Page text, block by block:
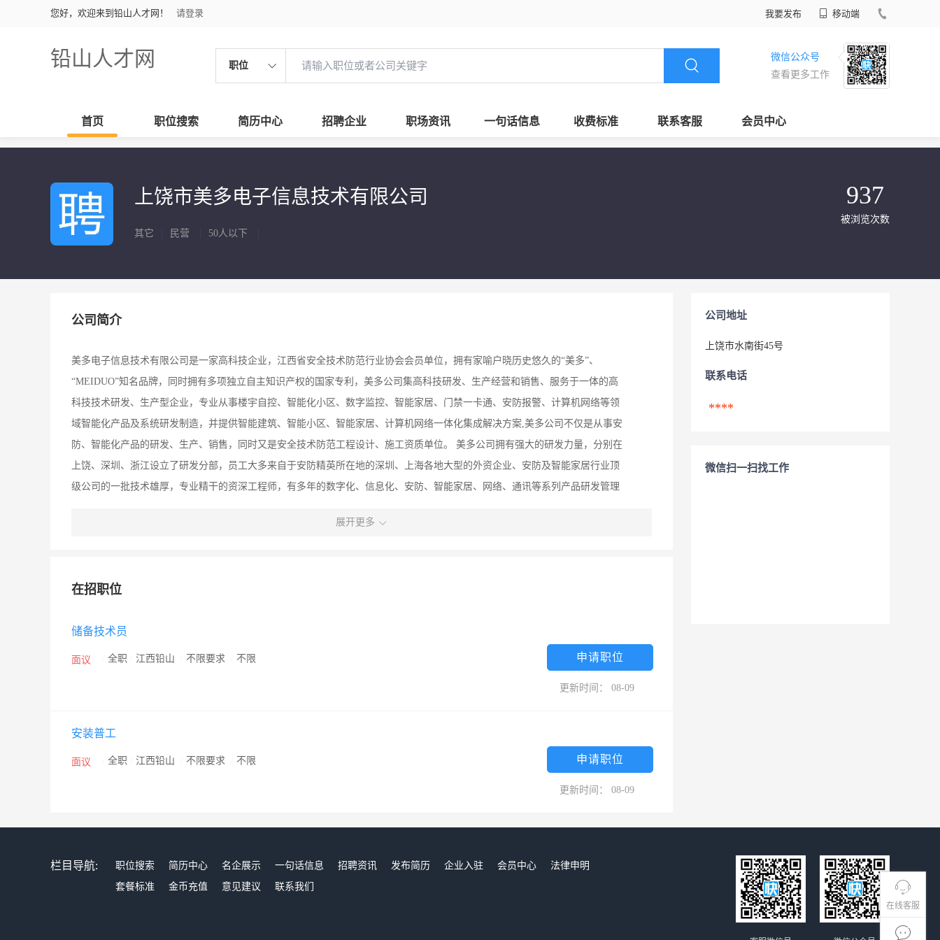
您好，欢迎来到铅山人才网！ 请登录 我要发布 移动端
铅山人才网 职位
微信公众号
查看更多工作
首页 职位搜索 简历中心 招聘企业 职场资讯 一句话信息 收费标准 联系客服 会员中心
在线客服
上饶市美多电子信息技术有限公司
其它 民营 50人以下
937
被浏览次数
公司简介
美多电子信息技术有限公司是一家高科技企业，江西省安全技术防范行业协会会员单位，拥有家喻户晓历史悠久的“美多”、
“MEIDUO”知名品牌，同时拥有多项独立自主知识产权的国家专利，美多公司集高科技研发、生产经营和销售、服务于一体的高
科技技术研发、生产型企业，专业从事楼宇自控、智能化小区、数字监控、智能家居、门禁一卡通、安防报警、计算机网络等领
域智能化产品及系统研发制造，并提供智能建筑、智能小区、智能家居、计算机网络一体化集成解决方案,美多公司不仅是从事安
防、智能化产品的研发、生产、销售，同时又是安全技术防范工程设计、施工资质单位。 美多公司拥有强大的研发力量，分别在
上饶、深圳、浙江设立了研发分部，员工大多来自于安防精英所在地的深圳、上海各地大型的外资企业、安防及智能家居行业顶
级公司的一批技术雄厚，专业精干的资深工程师，有多年的数字化、信息化、安防、智能家居、网络、通讯等系列产品研发管理
业最新技术的基础上，成功推出了国内首创，技术领先，符合人们习惯的具有世界先进水平的高科技智能化数字产品。美多公司
高技术、高目标、高效益的发展战略，以促进产业信息化，发展信息产业为目标，以服务社会为宗旨，不断进取、持续发展成为
为企业的生命，把用户视为我们的上帝。我们秉承“诚信、务实、创新、拼搏”的宗旨，全员参与，上下一心，精益求精，客户至
上，诚信为本，不断创新，追求卓越，集中技术力量跟踪世界领先科技，加强对新产品的研制与开发，以更先进的产品和更贴心
展开更多
在招职位
储备技术员
面议 全职 江西铅山 不限要求 不限 申请职位
更新时间： 08-09
安装普工
面议 全职 江西铅山 不限要求 不限 申请职位
更新时间： 08-09
公司地址
上饶市水南街45号
联系电话
****
微信扫一扫找工作
栏目导航: 职位搜索 简历中心 名企展示 一句话信息 招聘资讯 发布简历 企业入驻 会员中心
法律申明
套餐标准
金币充值 意见建议 联系我们